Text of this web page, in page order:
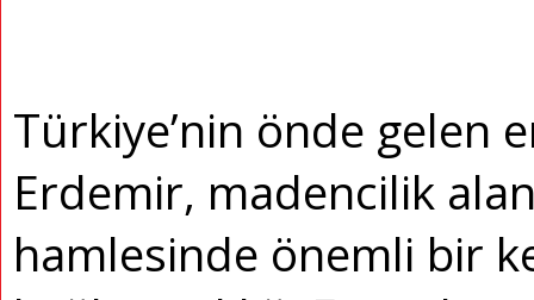
Türkiye’nin önde gelen
Erdemir, madencilik
hamlesinde önemli bir